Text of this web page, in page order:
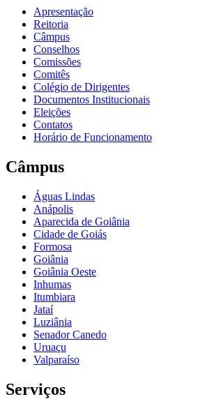
Apresentação
Reitoria
Câmpus
Conselhos
Comissões
Comitês
Colégio de Dirigentes
Documentos Institucionais
Eleições
Contatos
Horário de Funcionamento
Câmpus
Águas Lindas
Anápolis
Aparecida de Goiânia
Cidade de Goiás
Formosa
Goiânia
Goiânia Oeste
Inhumas
Itumbiara
Jataí
Luziânia
Senador Canedo
Uruaçu
Valparaíso
Serviços